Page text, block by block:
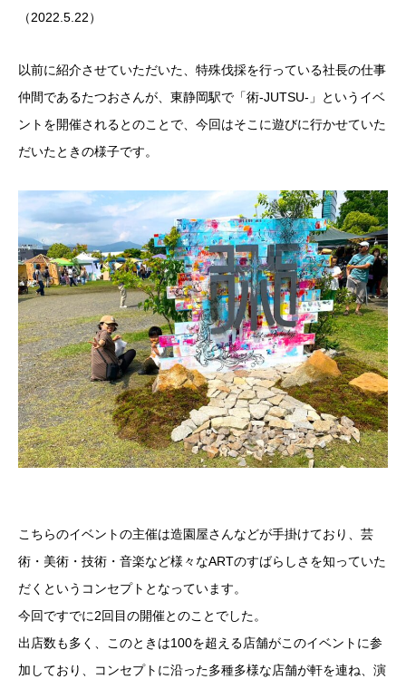
（2022.5.22）
以前に紹介させていただいた、特殊伐採を行っている社長の仕事
仲間であるたつおさんが、東静岡駅で「術-JUTSU-」というイベ
ントを開催されるとのことで、今回はそこに遊びに行かせていた
だいたときの様子です。
こちらのイベントの主催は造園屋さんなどが手掛けており、芸
術・美術・技術・音楽など様々なARTのすばらしさを知っていた
だくというコンセプトとなっています。
今回ですでに2回目の開催とのことでした。
出店数も多く、このときは100を超える店舗がこのイベントに参
加しており、コンセプトに沿った多種多様な店舗が軒を連ね、演